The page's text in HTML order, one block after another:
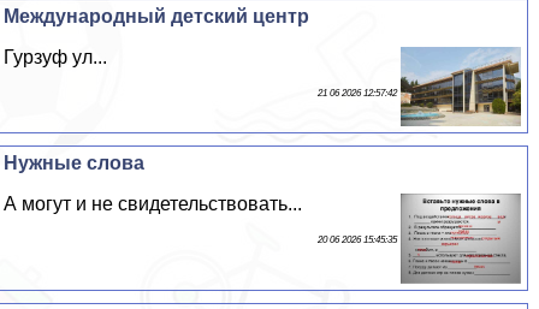
Международный детский центр
Гурзуф ул...
21 06 2026 12:57:42
Нужные слова
А могут и не свидетельствовать...
20 06 2026 15:45:35